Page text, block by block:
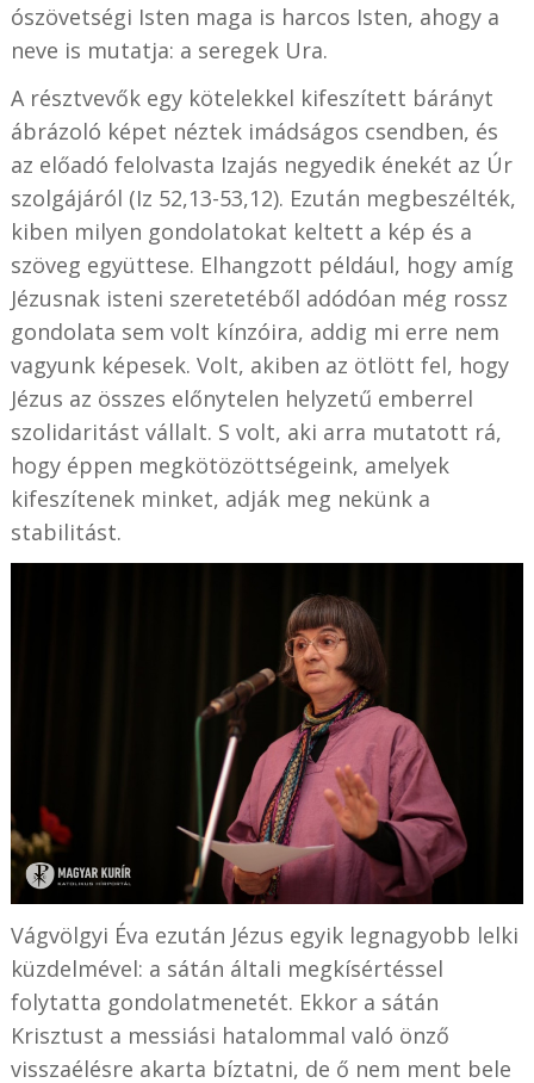
ószövetségi Isten maga is harcos Isten, ahogy a
neve is mutatja: a seregek Ura.
A résztvevők egy kötelekkel kifeszített bárányt
ábrázoló képet néztek imádságos csendben, és
az előadó felolvasta Izajás negyedik énekét az Úr
szolgájáról (Iz 52,13-53,12). Ezután megbeszélték,
kiben milyen gondolatokat keltett a kép és a
szöveg együttese. Elhangzott például, hogy amíg
Jézusnak isteni szeretetéből adódóan még rossz
gondolata sem volt kínzóira, addig mi erre nem
vagyunk képesek. Volt, akiben az ötlött fel, hogy
Jézus az összes előnytelen helyzetű emberrel
szolidaritást vállalt. S volt, aki arra mutatott rá,
hogy éppen megkötözöttségeink, amelyek
kifeszítenek minket, adják meg nekünk a
stabilitást.
Vágvölgyi Éva ezután Jézus egyik legnagyobb lelki
küzdelmével: a sátán általi megkísértéssel
folytatta gondolatmenetét. Ekkor a sátán
Krisztust a messiási hatalommal való önző
visszaélésre akarta bíztatni, de ő nem ment bele